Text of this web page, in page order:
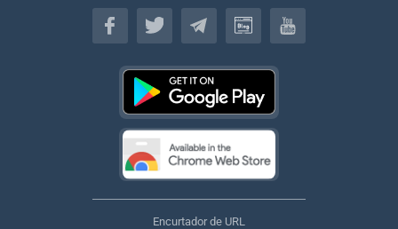
Português
Encurtador de URL